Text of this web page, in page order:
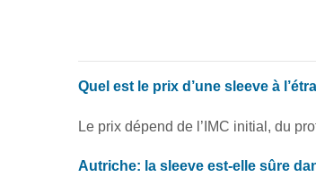
Quel est le prix d’une sleeve à
Le prix dépend de l’IMC initial, du
Autriche: la sleeve est-elle sûre